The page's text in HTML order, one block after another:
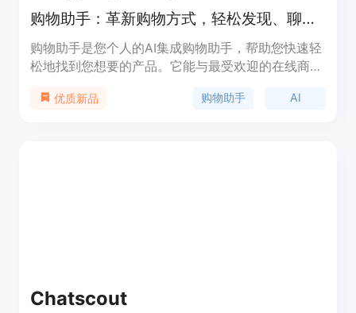
购物助手：革新购物方式，轻松发现、聊天和购买。
购物助手是您个人的AI集成购物助手，帮助您快速轻
松地找到您想要的产品。它能与最受欢迎的在线商店
最大的AI模型，更好地理解您的需求。与购物助手一
优质新品 购物助手 AI
Chatscout